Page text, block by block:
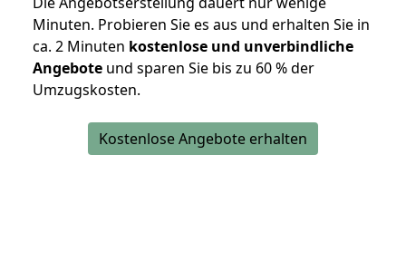
Minuten. Probieren Sie es aus und erhalten Sie in
ca. 2 Minuten kostenlose und unverbindliche
Angebote und sparen Sie bis zu 60 % der
Umzugskosten.
Kostenlose Angebote erhalten